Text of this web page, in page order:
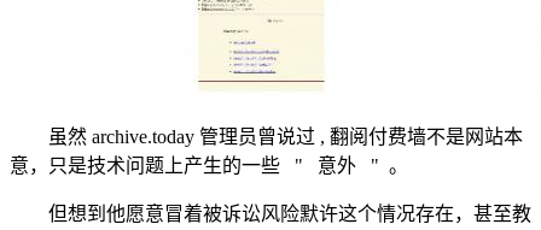
虽然 archive.today 管理员曾说过 , 翻阅付费墙不是网站本
意，只是技术问题上产生的一些 " 意外 " 。
但想到他愿意冒着被诉讼风险默许这个情况存在，甚至教